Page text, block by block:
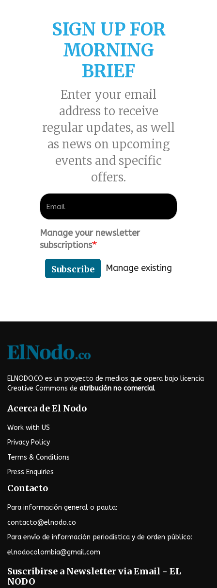
SIGN UP FOR
MORNING
BRIEF
Enter your email
address to receive
regular updates, as well
as news on upcoming
events and specific
offers.
Manage your newsletter
subscriptions
Subscribe Manage existing
ELNODO.CO es un proyecto de medios que opera bajo licencia
Creative Commons de atribución no comercial
Acerca de El Nodo
Work with US
Privacy Policy
Terms & Conditions
Press Enquiries
Contacto
Para información general o pauta:
contacto@elnodo.co
Para envío de información periodística y de orden público:
elnodocolombia@gmail.com
Suscribirse a Newsletter via Email - EL
NODO